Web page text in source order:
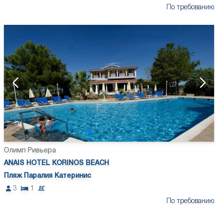
По требованию
Олимп Ривьера
ANAIS HOTEL KORINOS BEACH
Пляж Паралия Катеринис
3
1
По требованию